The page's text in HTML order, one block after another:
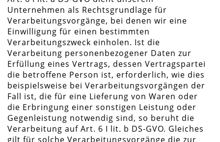
Unternehmen als Rechtsgrundlage für
Verarbeitungsvorgänge, bei denen wir eine
Einwilligung für einen bestimmten
Verarbeitungszweck einholen. Ist die
Verarbeitung personenbezogener Daten zur
Erfüllung eines Vertrags, dessen Vertragspartei
die betroffene Person ist, erforderlich, wie dies
beispielsweise bei Verarbeitungsvorgängen der
Fall ist, die für eine Lieferung von Waren oder
die Erbringung einer sonstigen Leistung oder
Gegenleistung notwendig sind, so beruht die
Verarbeitung auf Art. 6 I lit. b DS-GVO. Gleiches
gilt für solche Verarbeitungsvorgänge die zur